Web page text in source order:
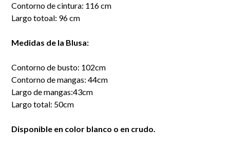
Contorno de cintura: 116 cm
Largo totoal: 96 cm
Medidas de la Blusa:
Contorno de busto: 102cm
Contorno de mangas: 44cm
Largo de mangas:43cm
Largo total: 50cm
Disponible en color blanco o en crudo.